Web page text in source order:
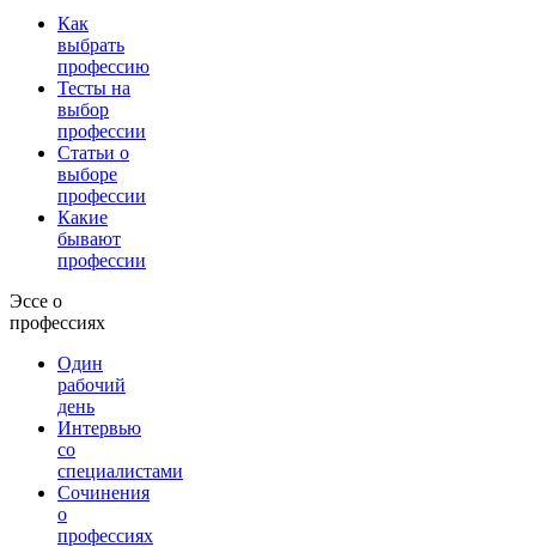
Как
выбрать
профессию
Тесты на
выбор
профессии
Статьи о
выборе
профессии
Какие
бывают
профессии
Эссе о
профессиях
Один
рабочий
день
Интервью
со
специалистами
Сочинения
о
профессиях